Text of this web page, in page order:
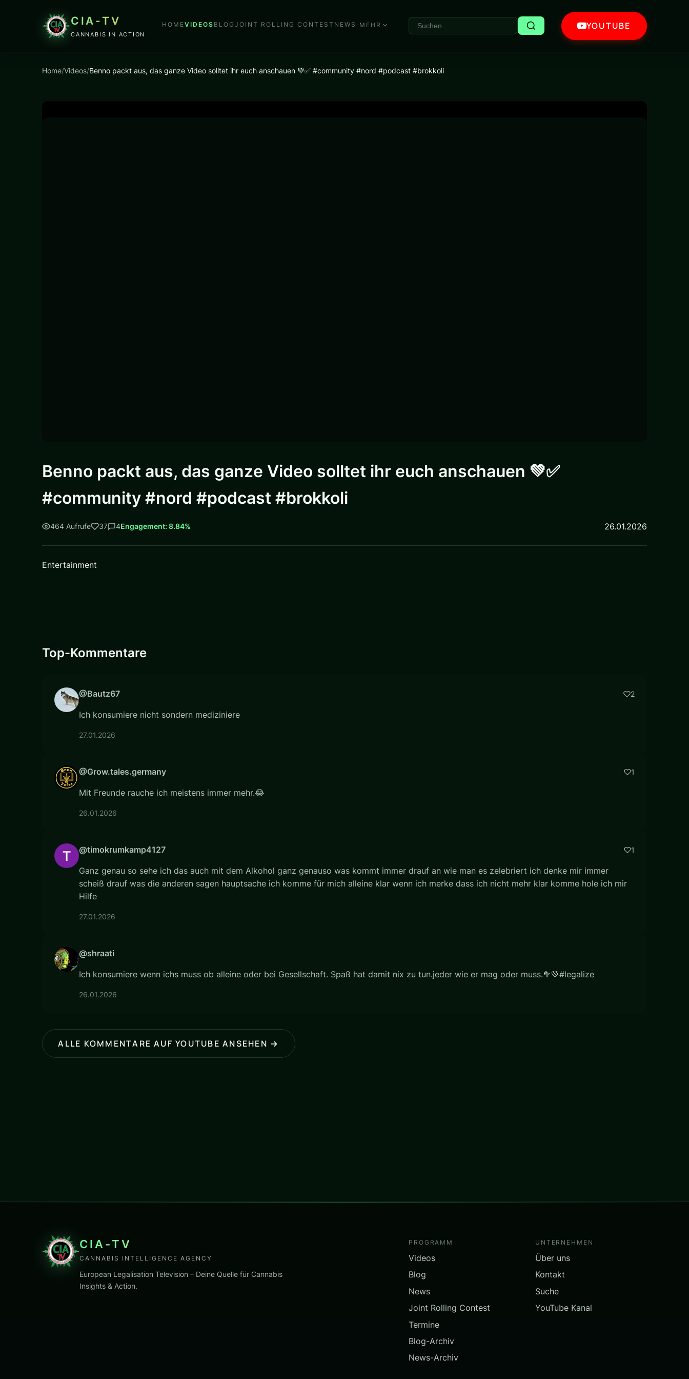
CIA-TV
CANNABIS IN ACTION
HOMEVIDEOS BLOGJOINT ROLLING CONTEST NEWS MEHR YOUTUBE
Home/Videos/Benno packt aus, das ganze Video solltet ihr euch anschauen 💚✅ #community #nord #podcast #brokkoli
Benno packt aus, das ganze Video solltet ihr euch anschauen 💚✅
#community #nord #podcast #brokkoli
464 Aufrufe 37 4Engagement: 8.84% 26.01.2026
Entertainment
Top-Kommentare
@Bautz67 2
Ich konsumiere nicht sondern mediziniere
27.01.2026
@Grow.tales.germany 1
Mit Freunde rauche ich meistens immer mehr.😂
26.01.2026
@timokrumkamp4127 1
Ganz genau so sehe ich das auch mit dem Alkohol ganz genauso was kommt immer drauf an wie man es zelebriert ich denke mir immer
scheiß drauf was die anderen sagen hauptsache ich komme für mich alleine klar wenn ich merke dass ich nicht mehr klar komme hole ich mir
Hilfe
27.01.2026
@shraati
Ich konsumiere wenn ichs muss ob alleine oder bei Gesellschaft. Spaß hat damit nix zu tun.jeder wie er mag oder muss.🥦💚#legalize
26.01.2026
ALLE KOMMENTARE AUF YOUTUBE ANSEHEN →
CIA-TV
CANNABIS INTELLIGENCE AGENCY
European Legalisation Television – Deine Quelle für Cannabis
Insights & Action.
PROGRAMM
Videos
Blog
News
Joint Rolling Contest
Termine
Blog-Archiv
News-Archiv
UNTERNEHMEN
Über uns
Kontakt
Suche
YouTube Kanal